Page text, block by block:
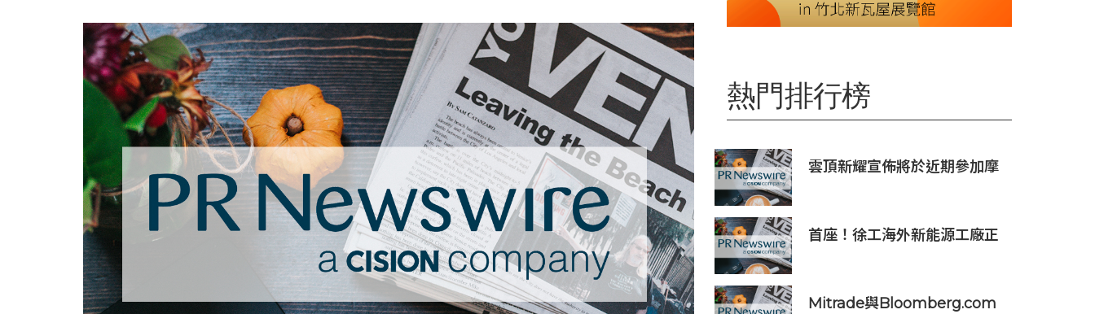
熱門排行榜
雲頂新耀宣佈將於近期參加摩
首座！徐工海外新能源工廠正
Mitrade與Bloomberg.com